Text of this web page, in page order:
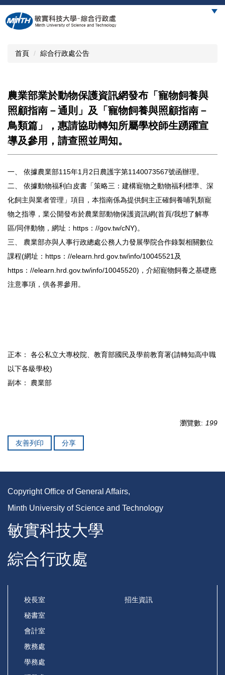
跳
到
主
首頁 綜合行政處公告
農業部業於動物保護資訊網發布「寵物飼養與
照顧指南－通則」及「寵物飼養與照顧指南－
鳥類篇」，惠請協助轉知所屬學校師生踴躍宣
導及參用，請查照並周知。
一、 依據農業部115年1月2日農護字第1140073567號函辦理。
二、 依據動物福利白皮書「策略三：建構寵物之動物福利標準、深
化飼主與業者管理」項目，本指南係為提供飼主正確飼養哺乳類寵
物之指導，業公開發布於農業部動物保護資訊網(首頁/我想了解專
區/同伴動物，網址：https：//gov.tw/cNY)。
三、 農業部亦與人事行政總處公務人力發展學院合作錄製相關數位
課程(網址：https：//elearn.hrd.gov.tw/info/10045521及
https：//elearn.hrd.gov.tw/info/10045520)，介紹寵物飼養之基礎應
注意事項，供各界參用。
正本： 各公私立大專校院、教育部國民及學前教育署(請轉知高中職
以下各級學校)
副本： 農業部
瀏覽數: 199
友善列印 分享
Copyright Office of General Affairs,
Minth University of Science and Technology
敏實科技大學
綜合行政處
校長室
秘書室
會計室
教務處
學務處
招生資訊